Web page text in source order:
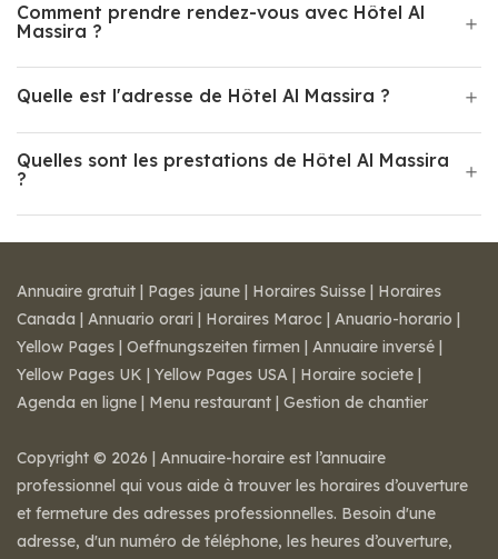
Comment prendre rendez-vous avec Hôtel Al
Massira ?
Quelle est l'adresse de Hôtel Al Massira ?
Quelles sont les prestations de Hôtel Al Massira
?
Annuaire gratuit | Pages jaune | Horaires Suisse | Horaires
Canada | Annuario orari | Horaires Maroc | Anuario-horario |
Yellow Pages | Oeffnungszeiten firmen | Annuaire inversé |
Yellow Pages UK | Yellow Pages USA | Horaire societe |
Agenda en ligne | Menu restaurant | Gestion de chantier
Copyright © 2026 | Annuaire-horaire est l’annuaire
professionnel qui vous aide à trouver les horaires d’ouverture
et fermeture des adresses professionnelles. Besoin d'une
adresse, d'un numéro de téléphone, les heures d’ouverture,